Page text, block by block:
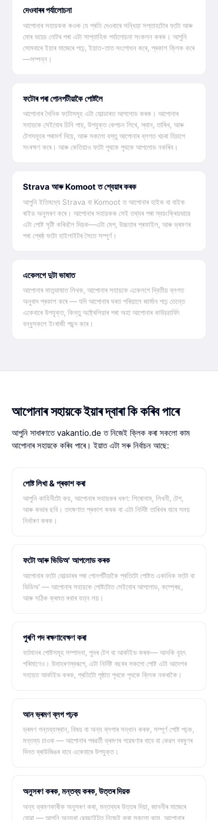
দেওবাৰৰ পৰ্যালোচনা
আপোনাৰ সহায়কক কওক যে প্ৰতি দেওবাৰে সন্ধিয়া সপ্তাহটোৰ ফটো আৰু
মোৰ ভয়েচ নোটৰ পৰা এটা সাপ্তাহিক পৰ্যালোচনা সংকলন কৰক। আপুনি
সোমবাৰে ইয়াৰ মাজেৰে পঢ়ে, ইয়াত-তাত সংশোধন কৰে, প্ৰকাশ ক্লিক কৰে
—সম্পন্ন।
ফটোৰ পৰা পোনপটীয়াকৈ পোষ্টলৈ
আপোনাৰ দৈনিক ফটোসমূহ এটা ফোল্ডাৰত আপলোড কৰক। আপোনাৰ
সহায়কে সেইবোৰ চিনি পায়, উপযুক্ত কেপচন লিখে, স্থান, তাৰিখ, আৰু
টেগসমূহৰ পৰামৰ্শ দিয়ে, আৰু সকলো বস্তু আপোনাৰ ব্লগত খচৰা হিচাপে
সংৰক্ষণ কৰে। আৰু কেতিয়াও ফটো পৃথকে পৃথকে আপলোড নকৰিব।
Strava আৰু Komoot ত শ্বেয়াৰ কৰক
আপুনি ইতিমধ্যে Strava বা Komoot ত আপোনাৰ হাইক বা বাইক
ৰাইড অনুসৰণ কৰে। আপোনাৰ সহায়কক সেই তথ্যৰ পৰা স্বয়ংক্ৰিয়ভাৱে
এটা পোষ্ট সৃষ্টি কৰিবলৈ দিয়ক—এটা মেপ, উচ্চতাৰ প্ৰফাইল, আৰু ভ্ৰমণৰ
পৰা শ্ৰেষ্ঠ ফটো হাইলাইটৰ সৈতে সম্পূৰ্ণ।
একেলগে দুটা ভাষাত
আপোনাৰ মাতৃভাষাত লিখক, আপোনাৰ সহায়কে একেলগে দ্বিতীয় ব্লগত
অনুবাদ প্ৰকাশ কৰে — যদি আপোনাৰ ঘৰত পৰিয়ালে জাৰ্মান পঢ়ে তেন্তে
একেবাৰে উপযুক্ত, কিন্তু অষ্ট্ৰেলিয়াৰ পৰা অহা আপোনাৰ কাউচচাৰ্ফিং
বন্ধুসকলে ইংৰাজী পছন্দ কৰে।
আপোনাৰ সহায়কে ইয়াৰ দ্বাৰা কি কৰিব পাৰে
আপুনি সাধাৰণতে vakantio.de ত নিজেই ক্লিক কৰা সকলো কাম
আপোনাৰ সহায়কে কৰিব পাৰে। ইয়াত এটা সৰু নিৰ্বাচন আছে:
পোষ্ট লিখা & প্ৰকাশ কৰা
আপুনি কাহিনীটো কয়, আপোনাৰ সহায়কৰ ধৰণ: শিৰোনাম, লিখনী, টেগ,
আৰু কভাৰ ছবি। তৎক্ষণাত প্ৰকাশ কৰক বা এটা নিৰ্দিষ্ট তাৰিখৰ বাবে সময়
নিৰ্ধাৰণ কৰক।
ফটো আৰু ভিডিঅ' আপলোড কৰক
আপোনাৰ ফটো ফোল্ডাৰৰ পৰা পোনপটীয়াকৈ প্ৰতিটো পোষ্টত একাধিক ফটো বা
ভিডিঅ' — আপোনাৰ সহায়কে পোষ্টটোত সেইবোৰ আপলোড, কম্প্ৰেছ,
আৰু সঠিক ক্ৰমত ৰখাৰ যত্ন লয়।
পুৰণি পদ ৰক্ষণাবেক্ষণ কৰা
বৰ্তমানৰ পোষ্টসমূহ সম্পাদনা, পুনৰ টেগ বা আৰ্কাইভ কৰক— আনকি বৃহৎ
পৰিমাণেও। উদাহৰণস্বৰূপে, এটা নিৰ্দিষ্ট বছৰৰ সকলো পোষ্ট এটা আদেশৰ
সহায়ত আৰ্কাইভ কৰক, প্ৰতিটো পৃষ্ঠাত পৃথকে পৃথকে ক্লিক নকৰাকৈ।
আন ভ্ৰমণ ব্লগ পঢ়ক
ভ্ৰমণ গন্তব্যস্থান, বিষয় বা অন্য ব্লগাৰ সন্ধান কৰক, সম্পূৰ্ণ পোষ্ট পঢ়ক,
মন্তব্য চাওক — আপোনাৰ পৰৱৰ্তী ভ্ৰমণৰ গৱেষণাৰ বাবে বা কেৱল বৰষুণৰ
দিনত ব্ৰাউজিঙৰ বাবে একেবাৰে উপযুক্ত।
অনুসৰণ কৰক, মন্তব্য কৰক, উত্তৰ দিয়ক
অন্য ভ্ৰমণকাৰীক অনুসৰণ কৰা, মন্তব্যৰ উত্তৰ দিয়া, জাননীৰ মাজেৰে
যোৱা — আপুনি অন্যথা ৱেবছাইটত নিজেই কৰা সকলো কাম, আপোনাৰ